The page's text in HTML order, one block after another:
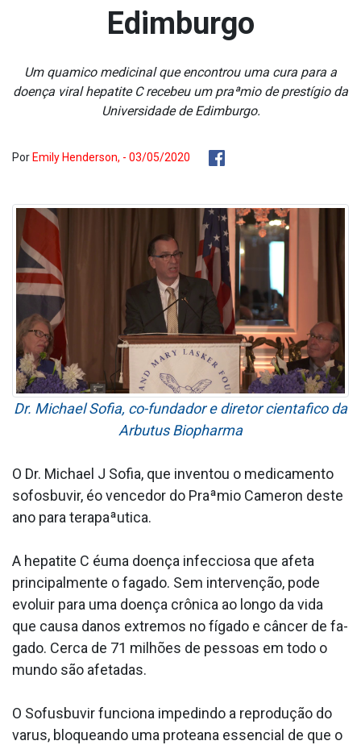
Edimburgo
Um qua­mico medicinal que encontrou uma cura para a
doença viral hepatite C recebeu um praªmio de prestígio da
Universidade de Edimburgo.
Por Emily Henderson, - 03/05/2020
Dr. Michael Sofia, co-fundador e diretor cienta­fico da
Arbutus Biopharma
O Dr. Michael J Sofia, que inventou o medicamento
sofosbuvir, éo vencedor do Praªmio Cameron deste
ano para terapaªutica.
A hepatite C éuma doença infecciosa que afeta
principalmente o fa­gado. Sem intervenção, pode
evoluir para uma doença crônica ao longo da vida
que causa danos extremos no fígado e câncer de fa­
gado. Cerca de 71 milhões de pessoas em todo o
mundo são afetadas.
O Sofusbuvir funciona impedindo a reprodução do
va­rus, bloqueando uma protea­na essencial de que o